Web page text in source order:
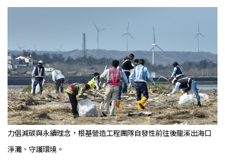
力倡減碳與永續理念，根基營造工程團隊自發性前往後龍溪出海口
淨灘、守護環境。